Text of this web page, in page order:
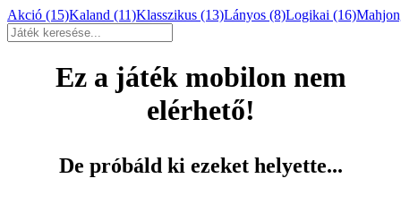
Akció (15)Kaland (11)Klasszikus (13)Lányos (8)Logikai (16)
Ez a játék mobilon nem
elérhető!
De próbáld ki ezeket helyette...